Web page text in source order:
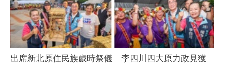
出席新北原住民族歲時祭儀 李四川四大原力政見獲